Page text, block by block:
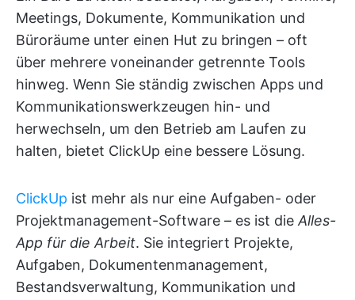
Meetings, Dokumente, Kommunikation und
Büroräume unter einen Hut zu bringen – oft
über mehrere voneinander getrennte Tools
hinweg. Wenn Sie ständig zwischen Apps und
Kommunikationswerkzeugen hin- und
herwechseln, um den Betrieb am Laufen zu
halten, bietet ClickUp eine bessere Lösung.
ClickUp ist mehr als nur eine Aufgaben- oder
Projektmanagement-Software – es ist die Alles-
App für die Arbeit. Sie integriert Projekte,
Aufgaben, Dokumentenmanagement,
Bestandsverwaltung, Kommunikation und